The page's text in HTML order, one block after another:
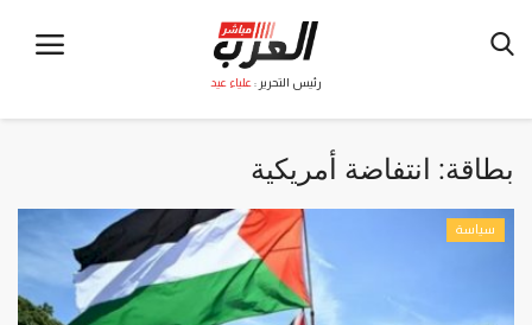
رئيس التحرير : علياء عيد
بطاقة: انتفاضة أمريكية
سياسة